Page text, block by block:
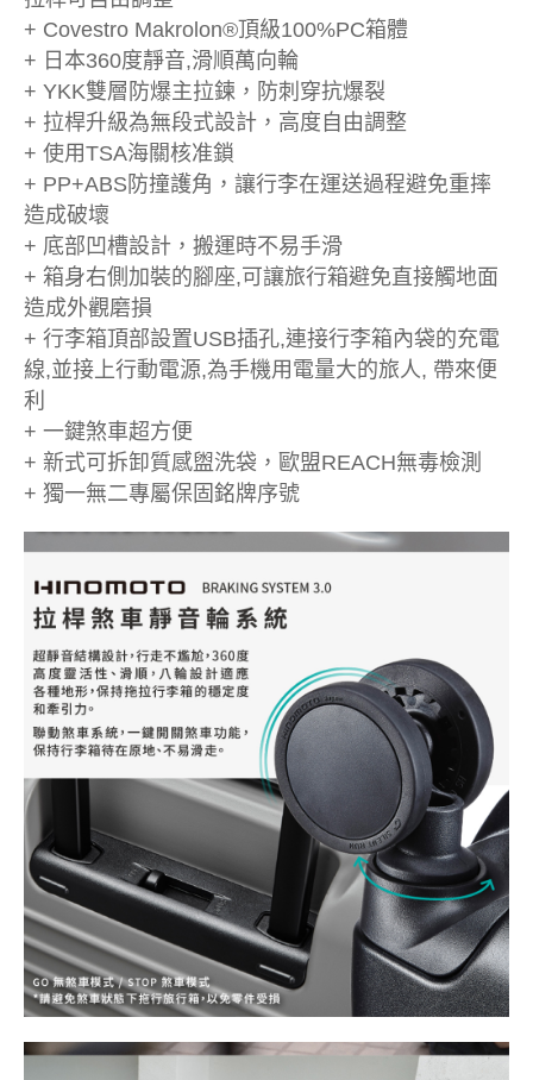
+ Covestro Makrolon®頂級100%PC箱體
+ 日本360度靜音,滑順萬向輪
+ YKK雙層防爆主拉鍊，防刺穿抗爆裂
+ 拉桿升級為無段式設計，高度自由調整
+ 使用TSA海關核准鎖
+ PP+ABS防撞護角，讓行李在運送過程避免重摔
造成破壞
+ 底部凹槽設計，搬運時不易手滑
+ 箱身右側加裝的腳座,可讓旅行箱避免直接觸地面
造成外觀磨損
+ 行李箱頂部設置USB插孔,連接行李箱內袋的充電
線,並接上行動電源,為手機用電量大的旅人, 帶來便
利
+ 一鍵煞車超方便
+ 新式可拆卸質感盥洗袋，歐盟REACH無毒檢測
+ 獨一無二專屬保固銘牌序號